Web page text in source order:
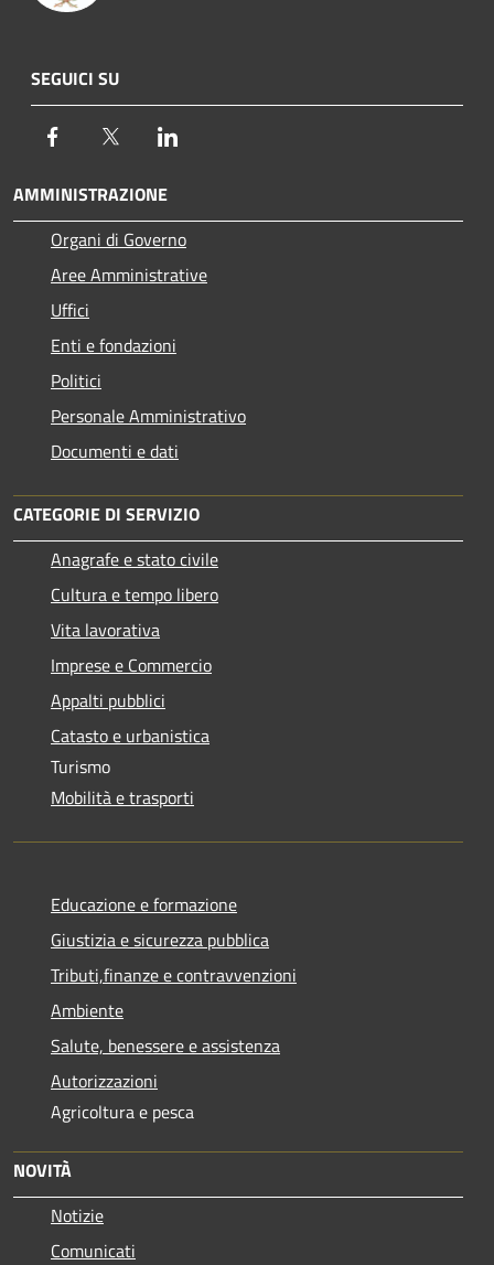
SEGUICI SU
Facebook Twitter
AMMINISTRAZIONE
Organi di Governo
Aree Amministrative
Uffici
Enti e fondazioni
Politici
Personale Amministrativo
Documenti e dati
CATEGORIE DI SERVIZIO
Anagrafe e stato civile
Cultura e tempo libero
Vita lavorativa
Imprese e Commercio
Appalti pubblici
Catasto e urbanistica
Turismo
Mobilità e trasporti
Educazione e formazione
Giustizia e sicurezza pubblica
Tributi,finanze e contravvenzioni
Ambiente
Salute, benessere e assistenza
Autorizzazioni
Agricoltura e pesca
NOVITÀ
Notizie
Comunicati